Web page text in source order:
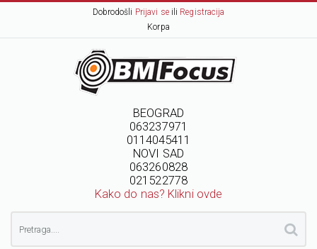
Dobrodošli Prijavi seili Registracija
Korpa
BEOGRAD
063237971
0114045411
NOVI SAD
063260828
021522778
Kako do nas? Klikni ovde